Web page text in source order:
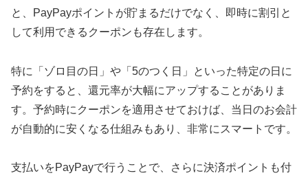
と、PayPayポイントが貯まるだけでなく、即時に割引と
して利用できるクーポンも存在します。
特に「ゾロ目の日」や「5のつく日」といった特定の日に
予約をすると、還元率が大幅にアップすることがありま
す。予約時にクーポンを適用させておけば、当日のお会計
が自動的に安くなる仕組みもあり、非常にスマートです。
支払いをPayPayで行うことで、さらに決済ポイントも付